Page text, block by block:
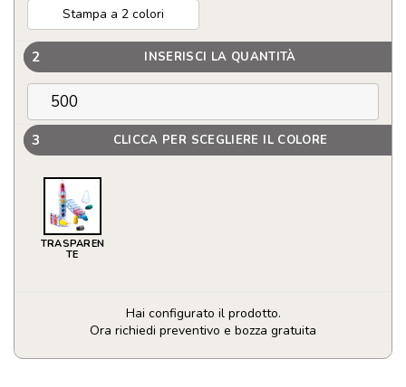
Stampa a 2 colori
2 INSERISCI LA QUANTITÀ
3 CLICCA PER SCEGLIERE IL COLORE
TRASPAREN
TE
Hai configurato il prodotto.
Ora richiedi preventivo e bozza gratuita
Set